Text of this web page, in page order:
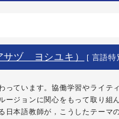
ヅ ヨシユキ） [ 言語特
っています。協働学習やライテ
ージョンに関心をもって取り組
日本語教師が，こうしたテーマ